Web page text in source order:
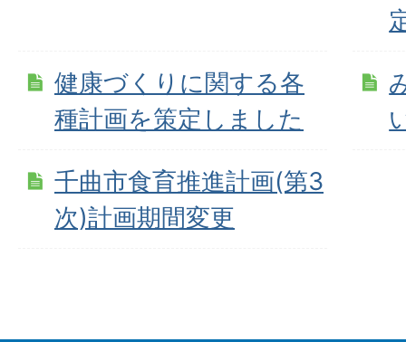
健康づくりに関する各
種計画を策定しました
千曲市食育推進計画(第3
次)計画期間変更